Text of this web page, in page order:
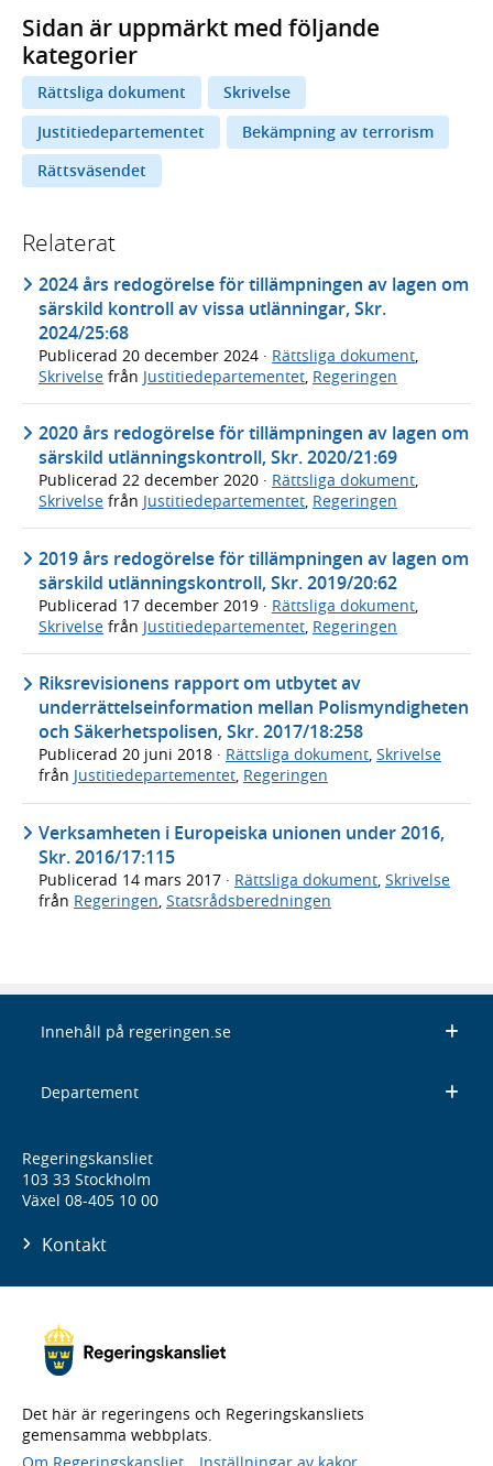
Sidan är uppmärkt med följande
kategorier
Rättsliga dokument
Skrivelse
Justitiedepartementet
Bekämpning av terrorism
Rättsväsendet
Relaterat
2024 års redogörelse för tillämpningen av lagen om
särskild kontroll av vissa utlänningar, Skr.
2024/25:68
Publicerad 20 december 2024 · Rättsliga dokument
Skrivelse från Justitiedepartementet Regeringen
2020 års redogörelse för tillämpningen av lagen om
särskild utlänningskontroll, Skr. 2020/21:69
Publicerad 22 december 2020 · Rättsliga dokument,
Skrivelse från Justitiedepartementet, Regeringen
2019 års redogörelse för tillämpningen av lagen om
särskild utlänningskontroll, Skr. 2019/20:62
Publicerad 17 december 2019 · Rättsliga dokument,
Skrivelse från Justitiedepartementet, Regeringen
Riksrevisionens rapport om utbytet av
underrättelseinformation mellan Polismyndigheten
och Säkerhetspolisen, Skr. 2017/18:258
Publicerad 20 juni 2018 · Rättsliga dokument, Skrivelse
från Justitiedepartementet, Regeringen
Verksamheten i Europeiska unionen under 2016,
Skr. 2016/17:115
Publicerad 14 mars 2017 · Rättsliga dokument, Skrivelse
från Regeringen, Statsrådsberedningen
Innehåll på regeringen.se
Departement
Regeringskansliet
103 33 Stockholm
Växel 08-405 10 00
Kontakt
Det här är regeringens och Regeringskansliets
gemensamma webbplats.
Om Regeringskansliet
Inställningar av kakor